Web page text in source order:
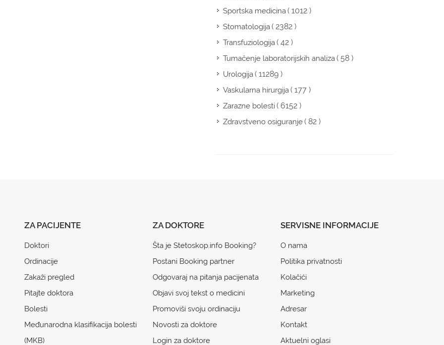
Sportska medicina( 1012 )
Stomatologija( 2382 )
Transfuziologija( 42 )
Tumačenje laboratorijskih analiza( 58 )
Urologija( 11289 )
Vaskularna hirurgija( 177 )
Zarazne bolesti( 6152 )
Zdravstveno osiguranje( 82 )
ZA PACIJENTE
Doktori
Ordinacije
Zakaži pregled
Pitajte doktora
Bolesti
Međunarodna klasifikacija bolesti
(MKB)
ZA DOKTORE
Šta je Stetoskop.info Booking?
Postani Booking partner
Odgovaraj na pitanja pacijenata
Objavi svoj tekst o medicini
Promoviši svoju ordinaciju
Novosti za doktore
Login za doktore
SERVISNE INFORMACIJE
O nama
Politika privatnosti
Kolačići
Marketing
Adresar
Kontakt
Aktuelni oglasi